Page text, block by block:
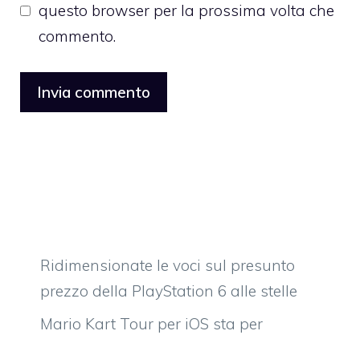
questo browser per la prossima volta che
commento.
Ridimensionate le voci sul presunto
prezzo della PlayStation 6 alle stelle
Mario Kart Tour per iOS sta per